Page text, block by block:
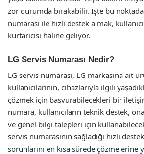
zor durumda bırakabilir. İşte bu
numarası ile hızlı destek almak,
kurtarıcısı haline geliyor.
LG Servis Numarası Nedir?
LG servis numarası, LG markasına ait
kullanıcılarının, cihazlarıyla ilgili
çözmek için başvurabilecekleri bir
numara, kullanıcıların teknik destek,
ve genel bilgi talepleri için
servis numarasının sağladığı hızlı
sorunlarını en kısa sürede çözmelerine